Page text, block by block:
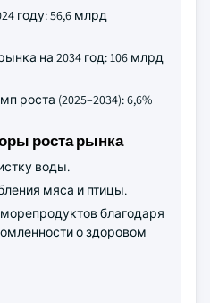
году: 56,6 млрд
на 2034 год: 106 млрд
роста (2025–2034): 6,6%
роста рынка
воды.
мяса и птицы.
благодаря
о здоровом